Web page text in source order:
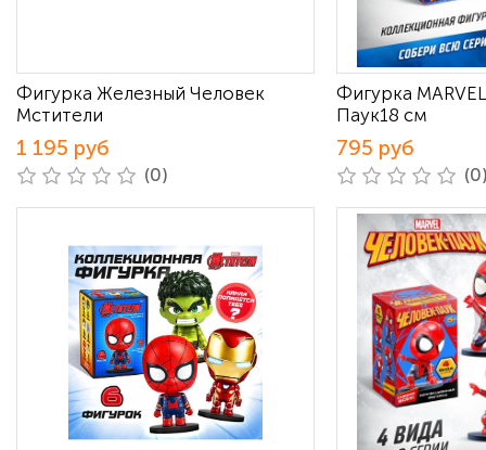
Фигурка Железный Человек
Мстители
1 195 руб
(0)
Фигурка
Паук18 см
795 руб